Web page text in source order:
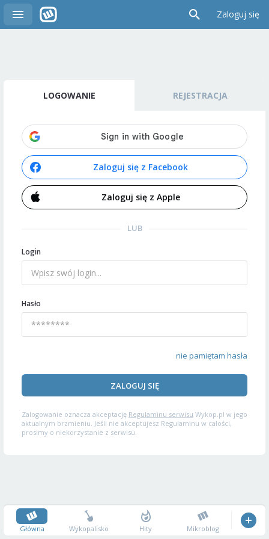
Zaloguj się
LOGOWANIE REJESTRACJA
Zaloguj się z Facebook
Zaloguj się z Apple
LUB
Login
Hasło
nie pamiętam hasła
ZALOGUJ SIĘ
Zalogowanie oznacza akceptację Regulaminu serwisu Wykop.pl w jego
aktualnym brzmieniu. Jeśli nie akceptujesz Regulaminu w całości,
prosimy o niekorzystanie z serwisu.
Główna Wykopalisko Hity Mikroblog